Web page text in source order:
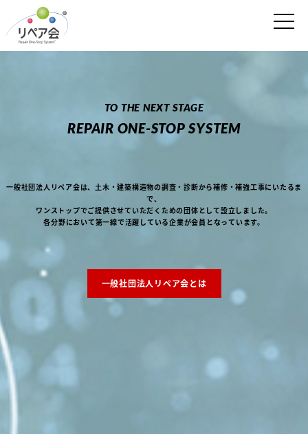
TO THE NEXT STAGE
REPAIR ONE-STOP SYSTEM
一般社団法人リペア会は、土木・建築構造物の調査・診断から補修・補強工事にいたるま
で、
ワンストップでご提供させていただくための団体として設立しました。
各分野において第一線で活躍している企業が会員となっています。
一般社団法人リペア会とは